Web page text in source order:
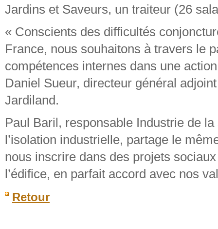
Jardins et Saveurs, un traiteur (26
« Conscients des difficultés
France, nous souhaitons à travers le
compétences internes dans une
Daniel Sueur, directeur général
Jardiland.
Paul Baril, responsable Industrie de
l’isolation industrielle, partage le
nous inscrire dans des projets
l’édifice, en parfait accord avec nos
Retour